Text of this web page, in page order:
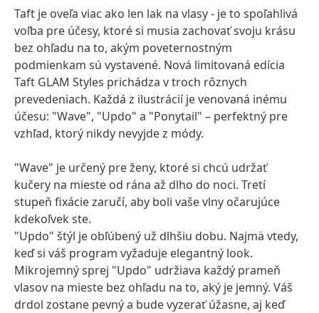
Taft je oveľa viac ako len lak na vlasy - je to spoľahlivá
voľba pre účesy, ktoré si musia zachovať svoju krásu
bez ohľadu na to, akým poveternostným
podmienkam sú vystavené. Nová limitovaná edícia
Taft GLAM Styles prichádza v troch rôznych
prevedeniach. Každá z ilustrácií je venovaná inému
účesu: "Wave", "Updo" a "Ponytail" – perfektný pre
vzhľad, ktorý nikdy nevyjde z módy.
"Wave" je určený pre ženy, ktoré si chcú udržať
kučery na mieste od rána až dlho do noci. Tretí
stupeň fixácie zaručí, aby boli vaše vlny očarujúce
kdekoľvek ste.
"Updo" štýl je obľúbený už dlhšiu dobu. Najmä vtedy,
keď si váš program vyžaduje elegantný look.
Mikrojemný sprej "Updo" udržiava každý prameň
vlasov na mieste bez ohľadu na to, aký je jemný. Váš
drdol zostane pevný a bude vyzerať úžasne, aj keď